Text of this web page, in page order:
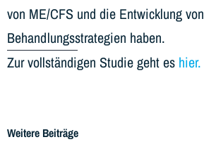
von ME/CFS und die Entwicklung von
Behandlungsstrategien haben.
Zur vollständigen Studie geht es hier.
Weitere Beiträge